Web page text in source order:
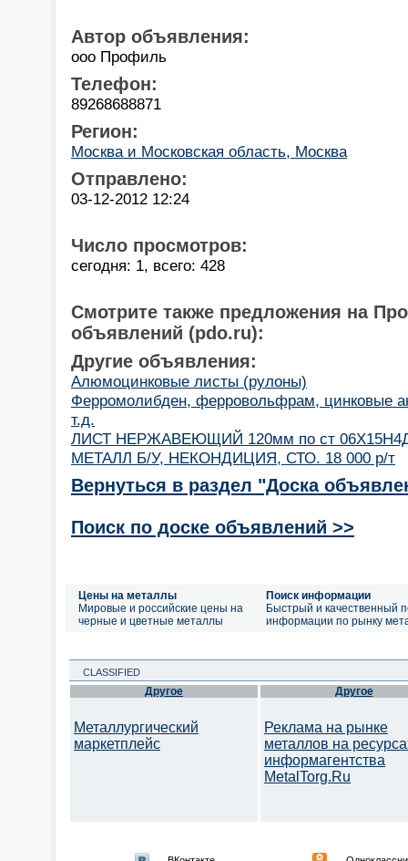
Автор объявления:
ооо Профиль
Телефон:
89268688871
Регион:
Москва и Московская область, Москва
Отправлено:
03-12-2012 12:24
Число просмотров:
сегодня: 1, всего: 428
Смотрите также предложения на
объявлений (pdo.ru):
Другие объявления:
Алюмоцинковые листы (рулоны)
Ферромолибден, ферровольфрам, цинковые
т.д.
ЛИСТ НЕРЖАВЕЮЩИЙ 120мм по ст
МЕТАЛЛ Б/У, НЕКОНДИЦИЯ, СТО. 18 000 р/т
Вернуться в раздел "Доска
Поиск по доске объявлений >>
Цены на металлы
Мировые и российские цены на
черные и цветные металлы
Поиск информации
Быстрый и качественный
информации по рынку
CLASSIFIED
Другое
Металлургический
маркетплейс
Другое
Реклама на рынке
металлов на
информагентства
MetalTorg.Ru